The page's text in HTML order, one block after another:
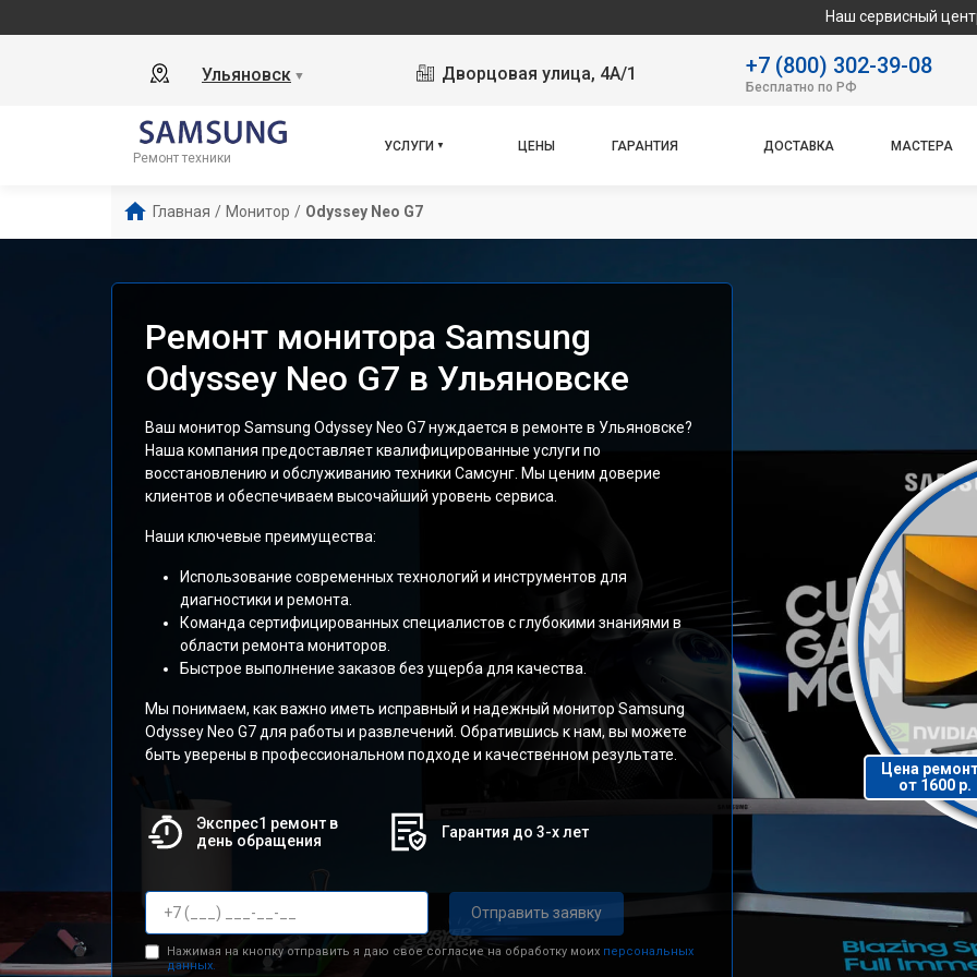
Наш сервисный центр
Ульяновск ▼ Дворцовая улица, 4А/1 +7 (800) 302-39-08
Бесплатно по РФ
Ремонт техники
УСЛУГИ ЦЕНЫ ГАРАНТИЯ ДОСТАВКА МАСТЕРА
Главная / Монитор / Odyssey Neo G7
Ремонт монитора Samsung
Odyssey Neo G7 в Ульяновске
Ваш монитор Samsung Odyssey Neo G7 нуждается в ремонте в Ульяновске?
Наша компания предоставляет квалифицированные услуги по
восстановлению и обслуживанию техники Самсунг. Мы ценим доверие
клиентов и обеспечиваем высочайший уровень сервиса.
Наши ключевые преимущества:
Использование современных технологий и инструментов для
диагностики и ремонта.
Команда сертифицированных специалистов с глубокими знаниями в
области ремонта мониторов.
Быстрое выполнение заказов без ущерба для качества.
Мы понимаем, как важно иметь исправный и надежный монитор Samsung
Odyssey Neo G7 для работы и развлечений. Обратившись к нам, вы можете
быть уверены в профессиональном подходе и качественном результате.
Экспрес1 ремонт в
день обращения
Гарантия до 3-х лет
Отправить заявку
Нажимая на кнопку отправить я даю свое согласие на обработку моих персональных
данных.
Цена
от 1600 р.